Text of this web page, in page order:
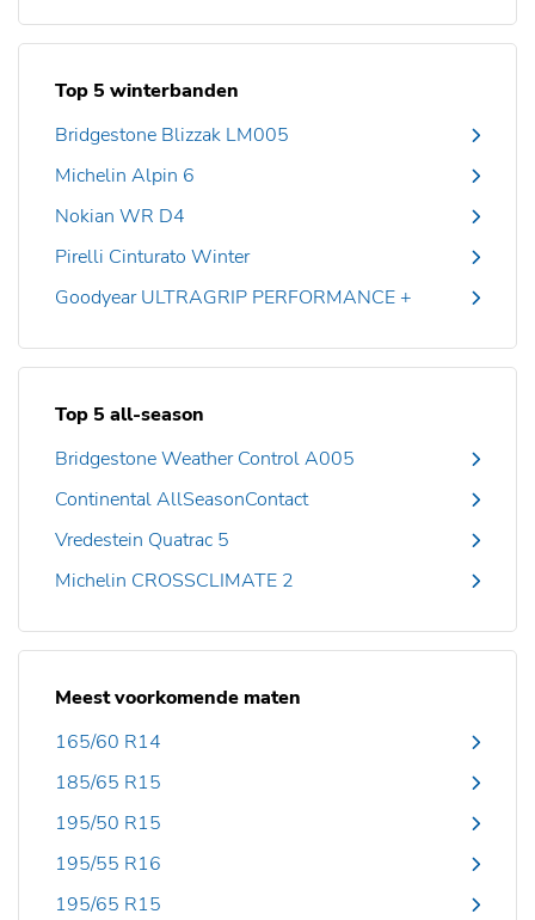
Top 5 winterbanden
Bridgestone Blizzak LM005
Michelin Alpin 6
Nokian WR D4
Pirelli Cinturato Winter
Goodyear ULTRAGRIP PERFORMANCE +
Top 5 all-season
Bridgestone Weather Control A005
Continental AllSeasonContact
Vredestein Quatrac 5
Michelin CROSSCLIMATE 2
Meest voorkomende maten
165/60 R14
185/65 R15
195/50 R15
195/55 R16
195/65 R15